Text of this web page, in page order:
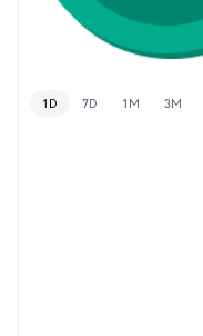
1D 7D 1M 3M